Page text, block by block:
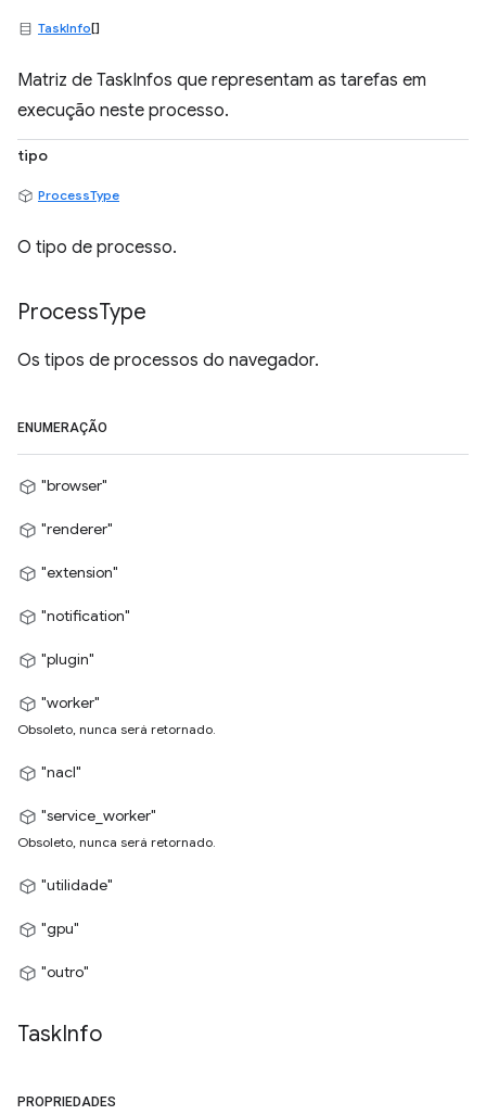
TaskInfo[]
Matriz de TaskInfos que representam as tarefas em
execução neste processo.
tipo
ProcessType
O tipo de processo.
ProcessType
Os tipos de processos do navegador.
ENUMERAÇÃO
"browser"
"renderer"
"extension"
"notification"
"plugin"
"worker"
Obsoleto, nunca será retornado.
"nacl"
"service_worker"
Obsoleto, nunca será retornado.
"utilidade"
"gpu"
"outro"
TaskInfo
PROPRIEDADES